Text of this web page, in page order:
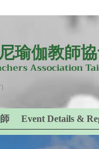
瑜伽教師
Association
Event Details &